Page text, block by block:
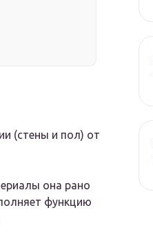
(стены и пол) от
она рано
функцию